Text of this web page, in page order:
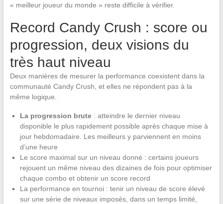
« meilleur joueur du monde » reste difficile à vérifier.
Record Candy Crush : score ou
progression, deux visions du
très haut niveau
Deux manières de mesurer la performance coexistent dans la
communauté Candy Crush, et elles ne répondent pas à la
même logique.
La progression brute: atteindre le dernier niveau
disponible le plus rapidement possible après chaque mise à
jour hebdomadaire. Les meilleurs y parviennent en moins
d’une heure
Le score maximal sur un niveau donné : certains joueurs
rejouent un même niveau des dizaines de fois pour optimiser
chaque combo et obtenir un score record
La performance en tournoi : tenir un niveau de score élevé
sur une série de niveaux imposés, dans un temps limité,